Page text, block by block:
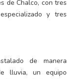
de Chalco, con tres
y tres
de manera
lluvia, un equipo